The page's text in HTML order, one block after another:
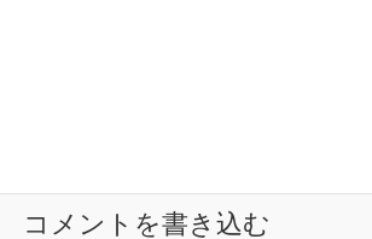
コメントを書き込む